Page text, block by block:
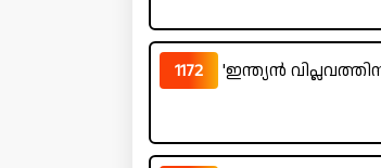
1172 'ഇന്ത്യൻ